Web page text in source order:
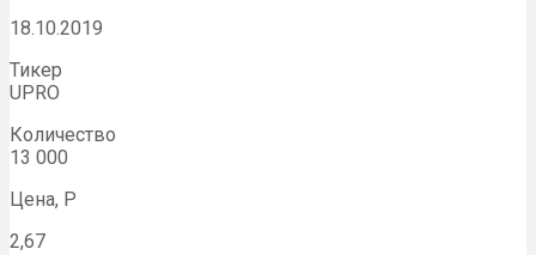
18.10.2019
Тикер
UPRO
Количество
13 000
Цена, Р
2,67